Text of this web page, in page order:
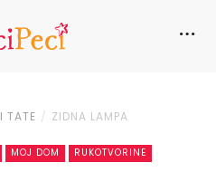
TATE ZIDNA LAMPA
MOJ DOM RUKOTVORINE